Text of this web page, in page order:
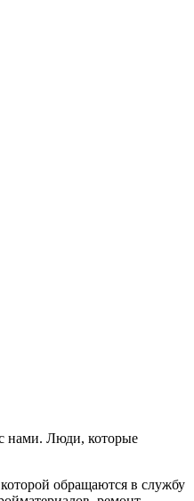
нами. Люди, которые
обращаются в службу